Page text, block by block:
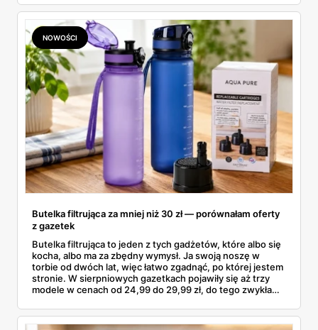
znalazłam, z cenami i terminami.
NOWOŚCI
Butelka filtrująca za mniej niż 30 zł — porównałam oferty
z gazetek
Butelka filtrująca to jeden z tych gadżetów, które albo się
kocha, albo ma za zbędny wymysł. Ja swoją noszę w
torbie od dwóch lat, więc łatwo zgadnąć, po której jestem
stronie. W sierpniowych gazetkach pojawiły się aż trzy
modele w cenach od 24,99 do 29,99 zł, do tego zwykła
wszystkie oferty i policzyłam, kiedy taki zakup faktycznie
się opłaca.